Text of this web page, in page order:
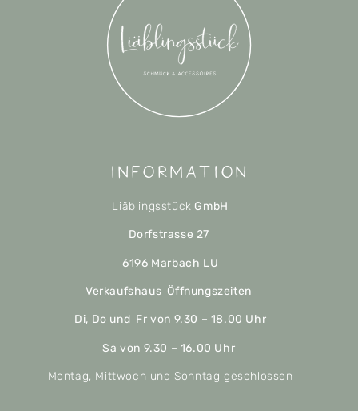
Information
Liäblingsstück GmbH
Dorfstrasse 27
6196 Marbach LU
Verkaufshaus Öffnungszeiten
Di, Do und Fr von 9.30 – 18.00 Uhr
Sa von 9.30 – 16.00 Uhr
Montag, Mittwoch und Sonntag geschlossen